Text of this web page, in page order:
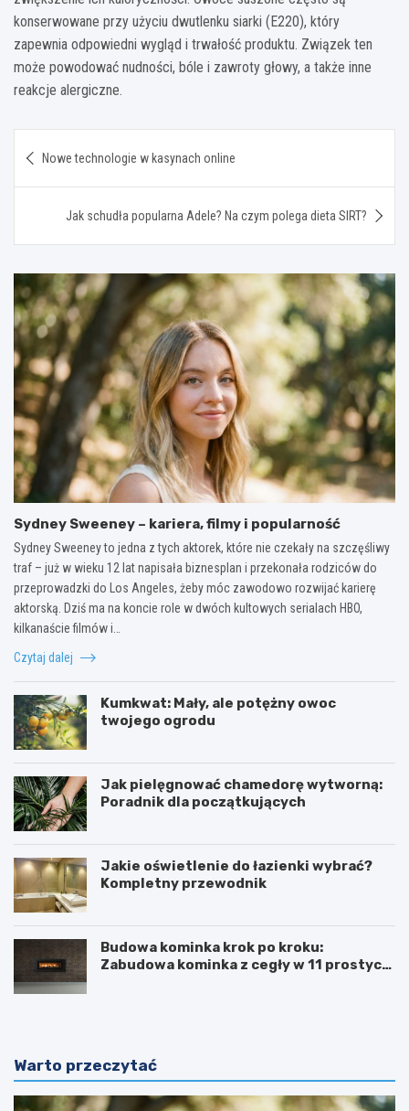
konserwowane przy użyciu dwutlenku siarki (E220), który
zapewnia odpowiedni wygląd i trwałość produktu. Związek ten
może powodować nudności, bóle i zawroty głowy, a także inne
reakcje alergiczne.
wpisu
Nowe technologie w kasynach online
Jak schudła popularna Adele? Na czym polega dieta SIRT?
Sydney Sweeney – kariera, filmy i popularność
Sydney Sweeney to jedna z tych aktorek, które nie czekały na szczęśliwy
traf – już w wieku 12 lat napisała biznesplan i przekonała rodziców do
przeprowadzki do Los Angeles, żeby móc zawodowo rozwijać karierę
aktorską. Dziś ma na koncie role w dwóch kultowych serialach HBO,
kilkanaście filmów i…
Czytaj dalej
Kumkwat: Mały, ale potężny owoc
twojego ogrodu
Jak pielęgnować chamedorę wytworną:
Poradnik dla początkujących
Jakie oświetlenie do łazienki wybrać?
Kompletny przewodnik
Budowa kominka krok po kroku:
Zabudowa kominka z cegły w 11 prostych
Warto przeczytać